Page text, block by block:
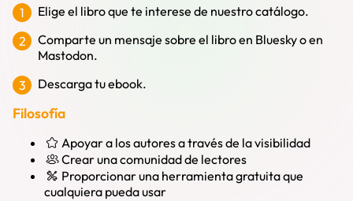
Elige el libro que te interese de nuestro catálogo.
Comparte un mensaje sobre el libro en Bluesky o en
Mastodon.
Descarga tu ebook.
Filosofía
Apoyar a los autores a través de la visibilidad
Crear una comunidad de lectores
Proporcionar una herramienta gratuita que
cualquiera pueda usar